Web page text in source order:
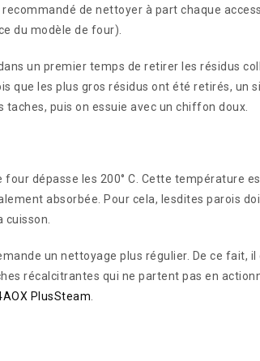
de nettoyer à part chaque
du modèle de four).
un premier temps de retirer les résidus
que les plus gros résidus ont été retirés, un
puis on essuie avec un chiffon doux.
dépasse les 200° C. Cette température
absorbée. Pour cela, lesdites parois
un nettoyage plus régulier. De ce fait,
récalcitrantes qui ne partent pas en
PlusSteam